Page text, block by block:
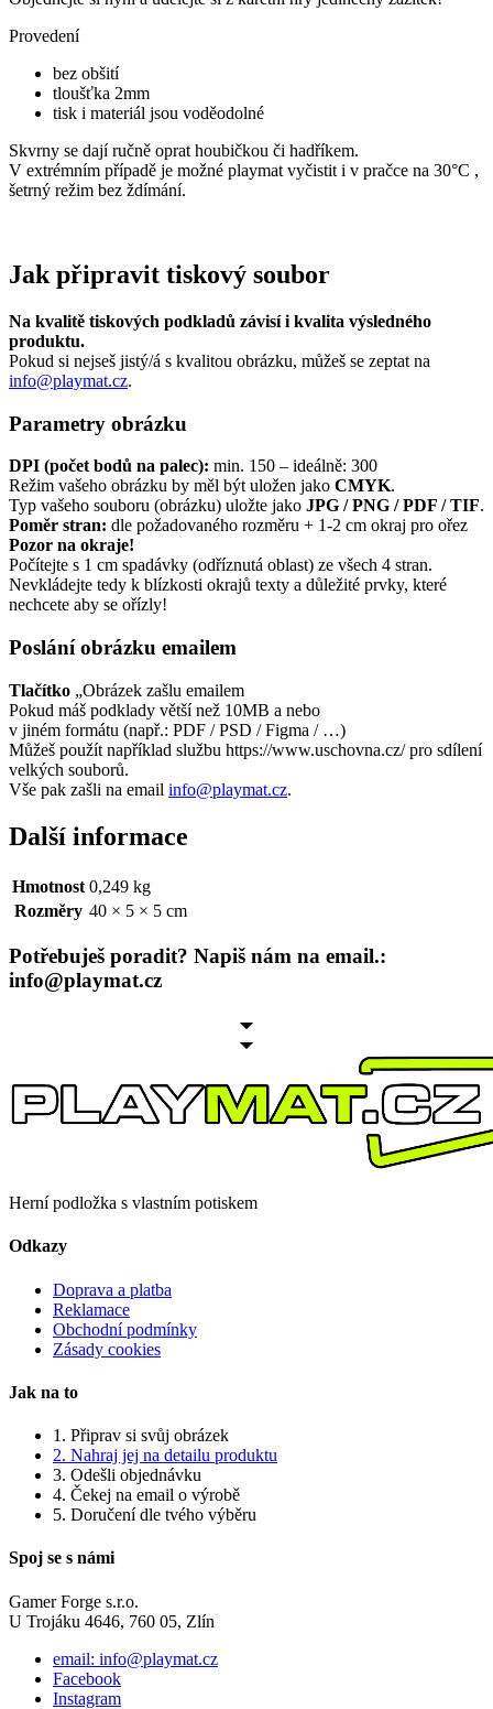
Provedení
bez obšití
tloušťka 2mm
tisk i materiál jsou voděodolné
Skvrny se dají ručně oprat houbičkou či hadříkem.
V extrémním případě je možné playmat vyčistit i v pračce na 30°C ,
šetrný režim bez ždímání.
Jak připravit tiskový soubor
Na kvalitě tiskových podkladů závisí i kvalita výsledného
produktu.
Pokud si nejseš jistý/á s kvalitou obrázku, můžeš se zeptat na
info@playmat.cz.
Parametry obrázku
DPI (počet bodů na palec): min. 150 – ideálně: 300
Režim vašeho obrázku by měl být uložen jako CMYK.
Typ vašeho souboru (obrázku) uložte jako JPG / PNG / PDF / TIF.
Poměr stran: dle požadovaného rozměru + 1-2 cm okraj pro ořez
Pozor na okraje!
Počítejte s 1 cm spadávky (odříznutá oblast) ze všech 4 stran.
Nevkládejte tedy k blízkosti okrajů texty a důležité prvky, které
nechcete aby se ořízly!
Poslání obrázku emailem
Tlačítko „Obrázek zašlu emailem
Pokud máš podklady větší než 10MB a nebo
v jiném formátu (např.: PDF / PSD / Figma / …)
Můžeš použít například službu https://www.uschovna.cz/ pro sdílení
velkých souborů.
Vše pak zašli na email info@playmat.cz.
Další informace
Hmotnost 0,249 kg
Rozměry 40 × 5 × 5 cm
Potřebuješ poradit? Napiš nám na email.:
info@playmat.cz
Herní podložka s vlastním potiskem
Odkazy
Doprava a platba
Reklamace
Obchodní podmínky
Zásady cookies
Jak na to
1. Připrav si svůj obrázek
2. Nahraj jej na detailu produktu
3. Odešli objednávku
4. Čekej na email o výrobě
5. Doručení dle tvého výběru
Spoj se s námi
Gamer Forge s.r.o.
U Trojáku 4646, 760 05, Zlín
email: info@playmat.cz
Facebook
Instagram